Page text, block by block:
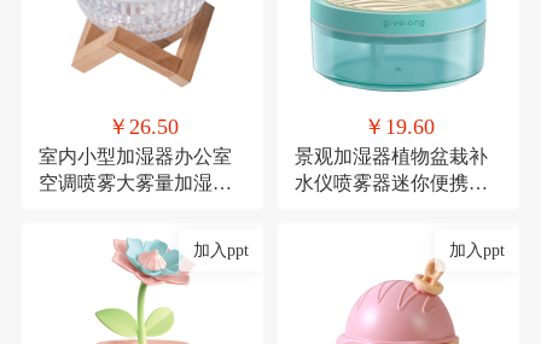
￥26.50
室内小型加湿器办公室
空调喷雾大雾量加湿器
￥19.60
景观加湿器植物盆栽补
水仪喷雾器迷你便携式
加入ppt 加入ppt